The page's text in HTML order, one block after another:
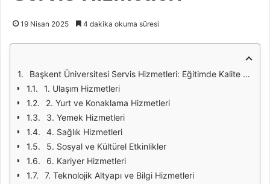
19 Nisan 2025 4 dakika okuma süresi
Başkent Üniversitesi Servis Hizmetleri: Eğitimde Kalite ve Konforun Buluşma Noktası
1. Ulaşım Hizmetleri
2. Yurt ve Konaklama Hizmetleri
3. Yemek Hizmetleri
4. Sağlık Hizmetleri
5. Sosyal ve Kültürel Etkinlikler
6. Kariyer Hizmetleri
7. Teknolojik Altyapı ve Bilgi Hizmetleri